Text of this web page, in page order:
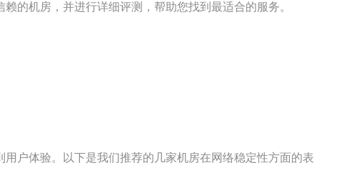
的机房，并进行详细评测，帮助您找到最适合的服务。
户体验。以下是我们推荐的几家机房在网络稳定性方面的表